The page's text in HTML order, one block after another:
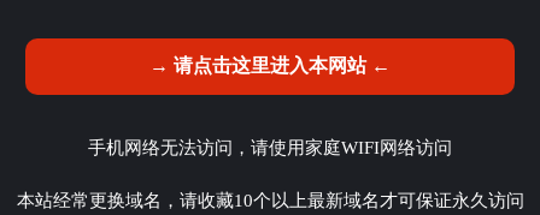
→ 请点击这里进入本网站 ←
手机网络无法访问，请使用家庭WIFI网络访问
本站经常更换域名，请收藏10个以上最新域名才可保证永久访问